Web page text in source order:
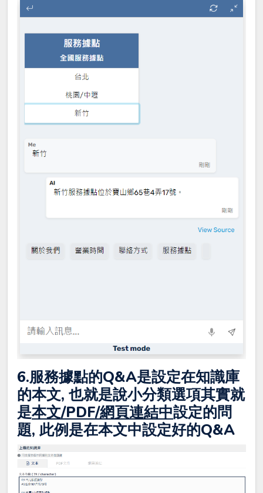
6.服務據點的Q&A是設定在知識庫
的本文, 也就是說小分類選項其實就
是本文/PDF/網頁連結中設定的問
題, 此例是在本文中設定好的Q&A